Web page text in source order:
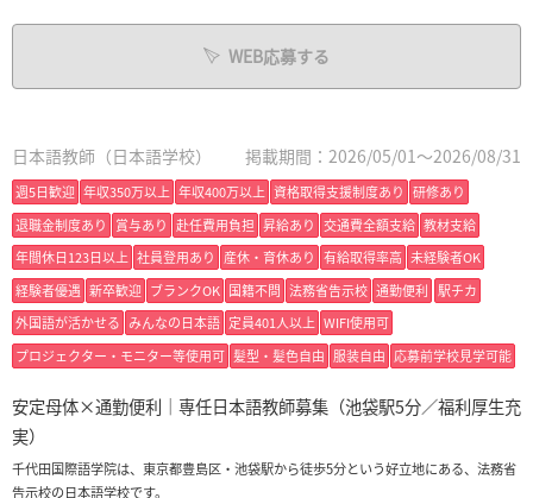
WEB応募する
日本語教師（日本語学校） 掲載期間：2026/05/01～2026/08/31
週5日歓迎 年収350万以上 年収400万以上 資格取得支援制度あり 研修あり
退職金制度あり
賞与あり 赴任費用負担 昇給あり 交通費全額支給 教材支給
年間休日123日以上 社員登用あり 産休・育休あり 有給取得率高 未経験者OK
経験者優遇 新卒歓迎 ブランクOK 国籍不問 法務省告示校 通勤便利 駅チカ
外国語が活かせる みんなの日本語 定員401人以上 WIFI使用可
プロジェクター・モニター等使用可 髪型・髪色自由 服装自由 応募前学校見学可能
安定母体×通勤便利｜専任日本語教師募集（池袋駅5分／福利厚生充
実）
千代田国際語学院は、東京都豊島区・池袋駅から徒歩5分という好立地にある、法務省
告示校の日本語学校です。